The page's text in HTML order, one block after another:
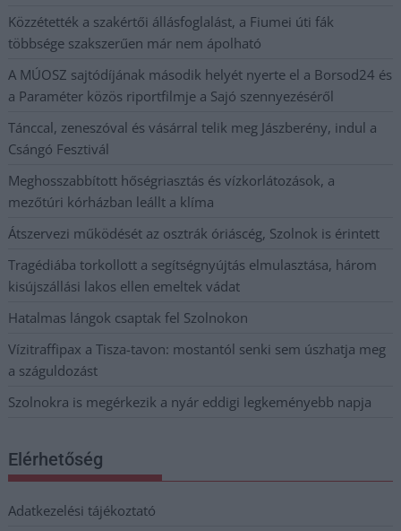
Közzétették a szakértői állásfoglalást, a Fiumei úti fák
többsége szakszerűen már nem ápolható
A MÚOSZ sajtódíjának második helyét nyerte el a Borsod24 és
a Paraméter közös riportfilmje a Sajó szennyezéséről
Tánccal, zeneszóval és vásárral telik meg Jászberény, indul a
Csángó Fesztivál
Meghosszabbított hőségriasztás és vízkorlátozások, a
mezőtúri kórházban leállt a klíma
Átszervezi működését az osztrák óriáscég, Szolnok is érintett
Tragédiába torkollott a segítségnyújtás elmulasztása, három
kisújszállási lakos ellen emeltek vádat
Hatalmas lángok csaptak fel Szolnokon
Vízitraffipax a Tisza-tavon: mostantól senki sem úszhatja meg
a száguldozást
Szolnokra is megérkezik a nyár eddigi legkeményebb napja
Elérhetőség
Adatkezelési tájékoztató